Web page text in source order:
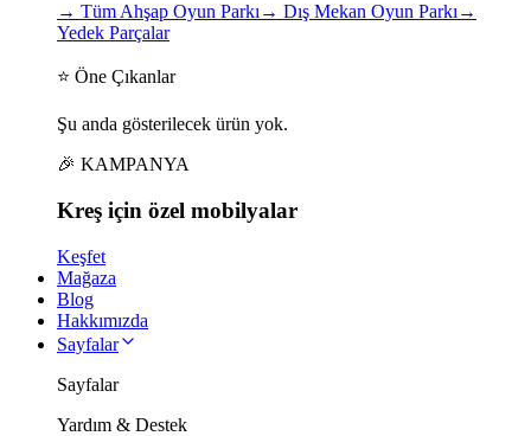
→ Tüm Ahşap Oyun Parkı→ Dış Mekan Oyun Parkı→
Yedek Parçalar
⭐ Öne Çıkanlar
Şu anda gösterilecek ürün yok.
🎉 KAMPANYA
Kreş için özel mobilyalar
Keşfet
Mağaza
Blog
Hakkımızda
Sayfalar
Sayfalar
Yardım & Destek